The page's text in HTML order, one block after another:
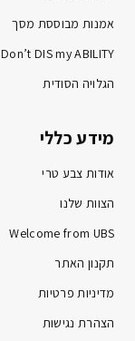
אמנות מבוססת מסך
Don’t DIS my ABILITY!
הגלויה הסודית
מידע כללי
אודות צבע טרי
הצוות שלנו
Welcome from UBS
תקנון האתר
מדיניות פרטיות
הצהרת נגישות